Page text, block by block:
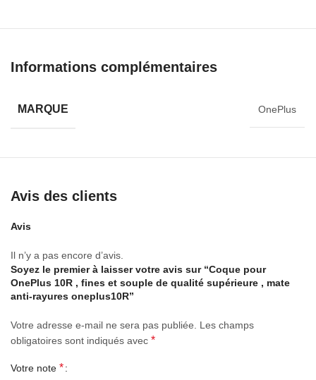
Informations complémentaires
MARQUE OnePlus
Avis des clients
Avis
Il n’y a pas encore d’avis.
Soyez le premier à laisser votre avis sur “Coque pour
OnePlus 10R , fines et souple de qualité supérieure , mate
anti-rayures oneplus10R”
Votre adresse e-mail ne sera pas publiée.
Les champs
obligatoires sont indiqués avec *
Votre note *